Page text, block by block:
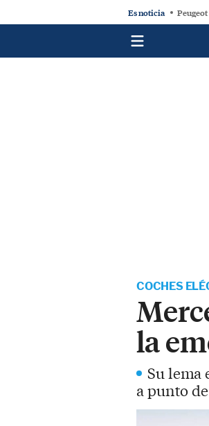
Es noticia
COCHES
la
Su lema
a punto